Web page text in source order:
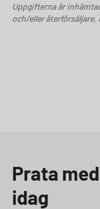
Uppgifterna är
och/eller
Prata
idag